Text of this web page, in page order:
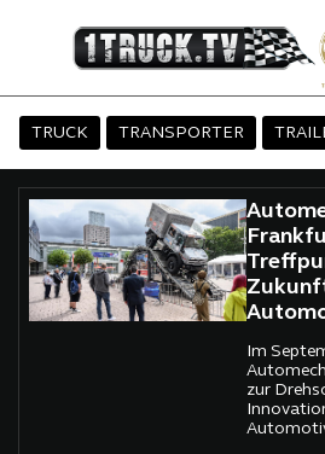
TRUCK TRANSPORTER
Im
zur